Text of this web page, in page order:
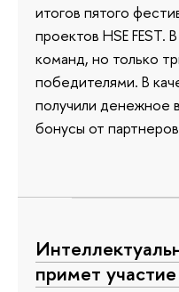
итогов пятого
проектов HSE FEST.
команд, но только
победителями. В
получили денежное
бонусы от
примет